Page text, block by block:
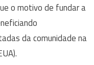
o motivo de fundar a
da comunidade na